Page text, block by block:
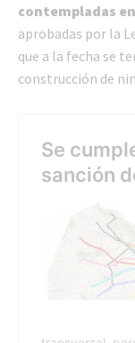
contempladas en
aprobadas por la
que a la fecha se
construcción de